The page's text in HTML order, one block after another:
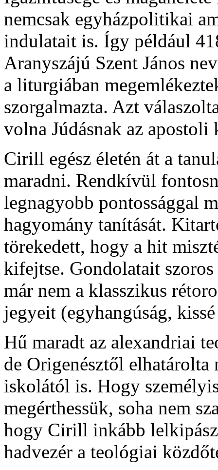
nemcsak egyházpolitikai
indulatait is. Így például
Aranyszájú Szent János
a liturgiában
szorgalmazta. Azt
volna Júdásnak az
Cirill egész életén át a
maradni. Rendkívül
legnagyobb pontossággal
hagyomány tanítását.
törekedett, hogy a hit
kifejtse. Gondolatait
már nem a klasszikus
jegyeit (egyhangúság,
Hű maradt az alexandriai
de Origenésztől
iskolától is. Hogy
megérthessük, soha nem
hogy Cirill inkább
hadvezér a teológiai